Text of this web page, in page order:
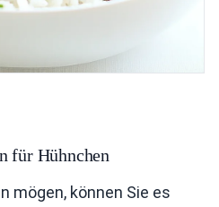
für Hühnchen
mögen, können Sie es